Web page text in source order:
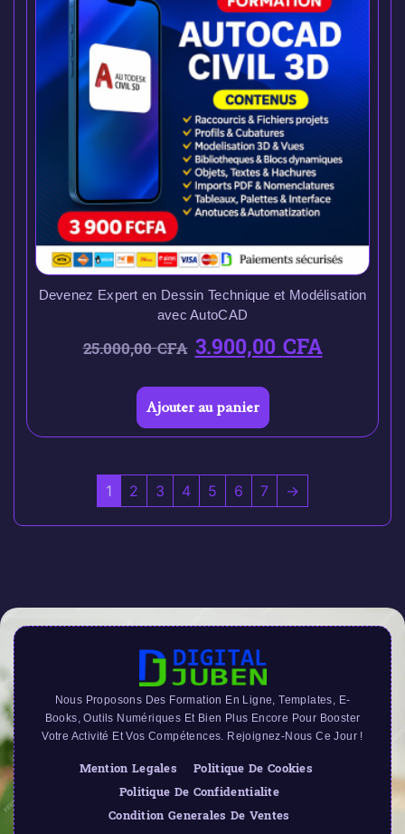
Devenez Expert en Dessin Technique et Modélisation
avec AutoCAD
25.000,00CFA 3.900,00CFA
Ajouter au panier
1 2 3 4 5 6 7 →
Nous Proposons Des Formation En Ligne, Templates, E-
Books, Outils Numériques Et Bien Plus Encore Pour Booster
Votre Activité Et Vos Compétences. Rejoignez-Nous Ce Jour !
Mention Legales
Politique De Cookies
Politique De Confidentialite
Condition Generales De Ventes